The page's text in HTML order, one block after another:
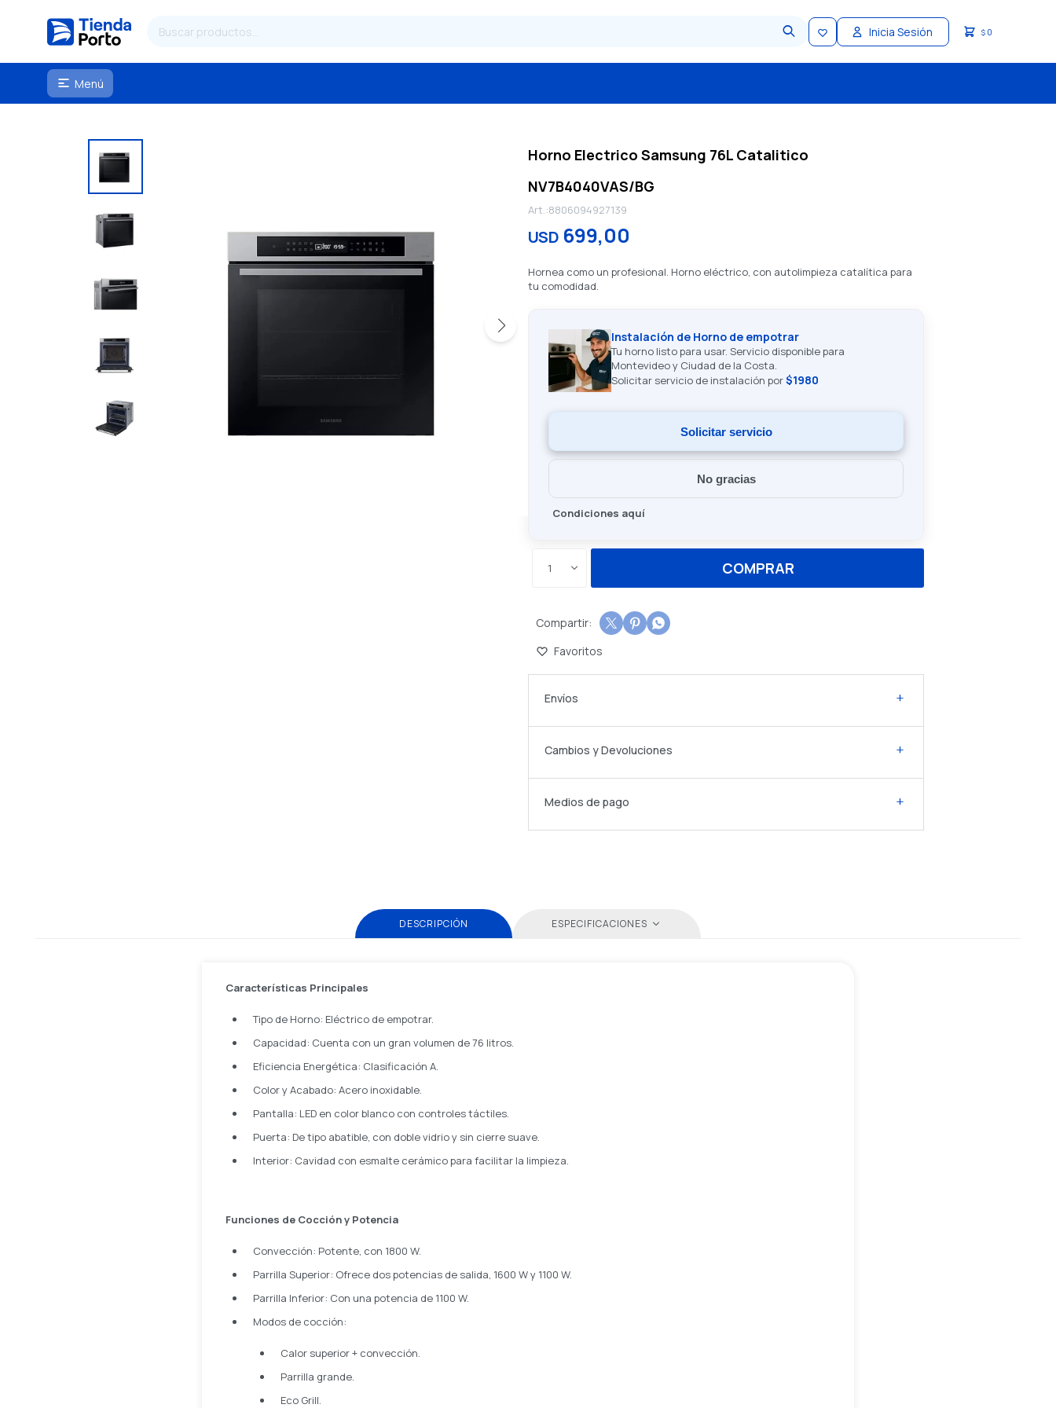
 Menú
$ 0
Horno Electrico Samsung 76L Catalitico
NV7B4040VAS/BG
8806094927139
USD 699,00
Hornea como un profesional. Horno eléctrico, con autolimpieza catalítica para
tu comodidad.
Instalación de Horno de empotrar
Tu horno listo para usar. Servicio disponible para
Montevideo y Ciudad de la Costa.
Solicitar servicio de instalación por$1980
Solicitar servicio
No gracias
Condiciones aquí
1 COMPRAR
  
Envíos
Cambios y Devoluciones
Medios de pago
DESCRIPCIÓN ESPECIFICACIONES
Características Principales
Tipo de Horno: Eléctrico de empotrar.
Capacidad: Cuenta con un gran volumen de 76 litros.
Eficiencia Energética: Clasificación A.
Color y Acabado: Acero inoxidable.
Pantalla: LED en color blanco con controles táctiles.
Puerta: De tipo abatible, con doble vidrio y sin cierre suave.
Interior: Cavidad con esmalte cerámico para facilitar la limpieza.
Funciones de Cocción y Potencia
Convección: Potente, con 1800 W.
Parrilla Superior: Ofrece dos potencias de salida, 1600 W y 1100 W.
Parrilla Inferior: Con una potencia de 1100 W.
Modos de cocción:
Calor superior + convección.
Parrilla grande.
Eco Grill.